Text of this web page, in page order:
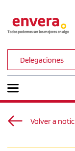
Delegaciones
Volver a